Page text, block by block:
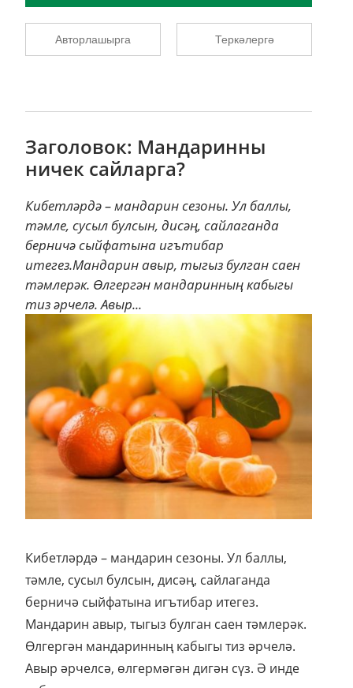
Авторлашырга Теркәлергә
Заголовок: Мандаринны
ничек сайларга?
Кибетләрдә – мандарин сезоны. Ул баллы,
тәмле, сусыл булсын, дисәң, сайлаганда
берничә сыйфатына игътибар
итегез.Мандарин авыр, тыгыз булган саен
тәмлерәк. Өлгергән мандаринның кабыгы
тиз әрчелә. Авыр...
Кибетләрдә – мандарин сезоны. Ул баллы,
тәмле, сусыл булсын, дисәң, сайлаганда
берничә сыйфатына игътибар итегез.
Мандарин авыр, тыгыз булган саен тәмлерәк.
Өлгергән мандаринның кабыгы тиз әрчелә.
Авыр әрчелсә, өлгермәгән дигән сүз. Ә инде